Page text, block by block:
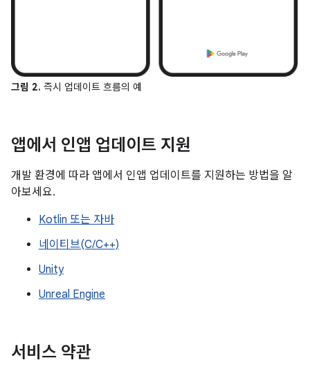
그림 2. 즉시 업데이트 흐름의 예
앱에서 인앱 업데이트 지원
개발 환경에 따라 앱에서 인앱 업데이트를 지원하는 방법을 알
아보세요.
Kotlin 또는 자바
네이티브(C/C++)
Unity
Unreal Engine
서비스 약관